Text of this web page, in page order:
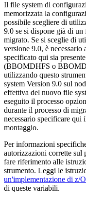
Il file system di
memorizzata la
possibile scegliere di
9.0 se si dispone già di
migrato. Se si sceglie di
versione 9.0, è
specificato qui sia
(BBOMDHFS o
utilizzando questo
system Version 9.0 sul
effettiva del nuovo file
eseguito il processo
durante il processo di
necessario specificare
montaggio.
Per informazioni
autorizzazioni corrette sul
fare riferimento alle
strumento. Leggi le
un'implementazione di z/
di queste variabili.